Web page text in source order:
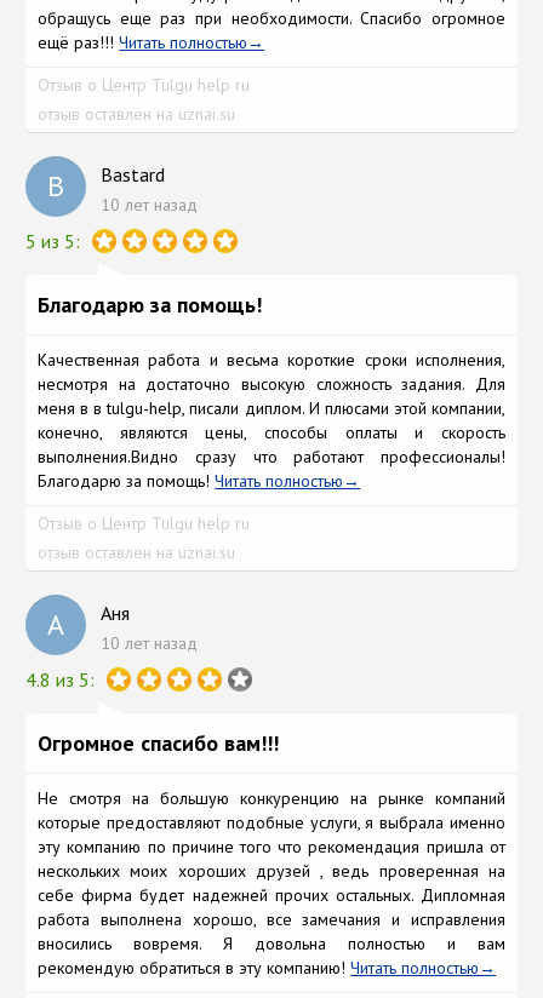
обращусь еще раз при необходимоcти. Спасибо огромное
ещё раз!!!Читать полностью
Отзыв о Центр Tulgu help ru
отзыв оставлен на uznai.su
B Bastard
10 лет назад
5 из 5:
Благодарю за помощь!
Качественная работа и весьма короткие сроки исполнения,
несмотря на достаточно высокую сложность задания. Для
меня в в tulgu-help, писали диплом. И плюсами этой компании,
конечно, являются цены, способы оплаты и скорость
выполнения.Видно сразу что работают профессионалы!
Благодарю за помощь!Читать полностью
Отзыв о Центр Tulgu help ru
отзыв оставлен на uznai.su
А Аня
10 лет назад
4.8 из 5:
Огромное спасибо вам!!!
Не смотря на большую конкуренцию на рынке компаний
которые предоставляют подобные услуги, я выбрала именно
эту компанию по причине того что рекомендация пришла от
нескольких моих хороших друзей , ведь проверенная на
себе фирма будет надежней прочих остальных. Дипломная
работа выполнена хорошо, все замечания и исправления
вносились вовремя. Я довольна полностью и вам
рекомендую обратиться в эту компанию!Читать полностью